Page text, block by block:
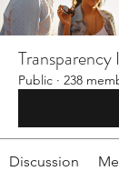
Public · 238
Discussion